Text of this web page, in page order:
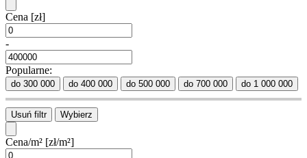
Cena [zł]
-
Popularne:
do 300 000 do 400 000 do 500 000 do 700 000 do 1 000 000
Usuń filtr Wybierz
Cena/m² [zł/m²]